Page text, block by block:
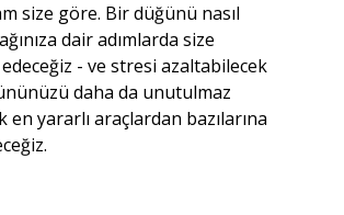
size göre. Bir düğünü nasıl
dair adımlarda size
- ve stresi azaltabilecek
daha da unutulmaz
en yararlı araçlardan bazılarına